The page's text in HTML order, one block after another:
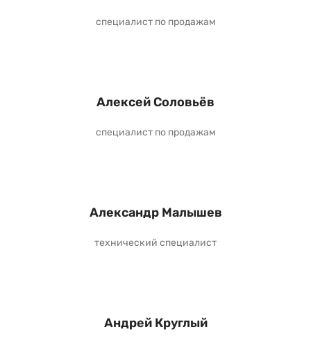
специалист по продажам
Алексей Соловьёв
специалист по продажам
Александр Малышев
технический специалист
Андрей Круглый